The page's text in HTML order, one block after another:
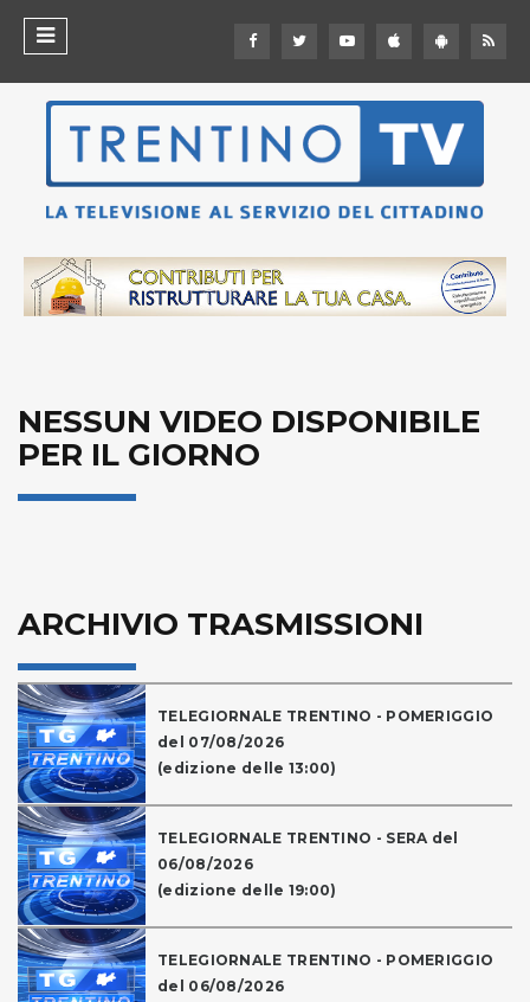
NESSUN VIDEO DISPONIBILE
PER IL GIORNO
ARCHIVIO TRASMISSIONI
TELEGIORNALE TRENTINO - POMERIGGIO
del 07/08/2026
(edizione delle 13:00)
TELEGIORNALE TRENTINO - SERA del
06/08/2026
(edizione delle 19:00)
TELEGIORNALE TRENTINO - POMERIGGIO
del 06/08/2026